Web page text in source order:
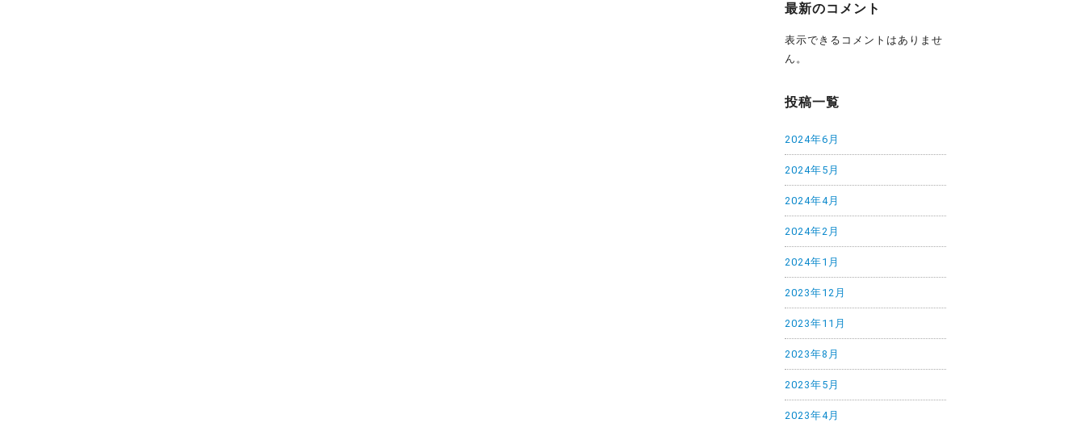
最新のコメント
表示できるコメントはありませ
ん。
投稿一覧
2024年6月
2024年5月
2024年4月
2024年2月
2024年1月
2023年12月
2023年11月
2023年8月
2023年5月
2023年4月